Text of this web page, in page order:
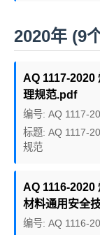
2020年 (9
AQ 1117-2020
理规范.pdf
编号: AQ 1117-
标题: AQ 1117-
规范
AQ 1116-2020
材料通用安全
编号: AQ 1116-